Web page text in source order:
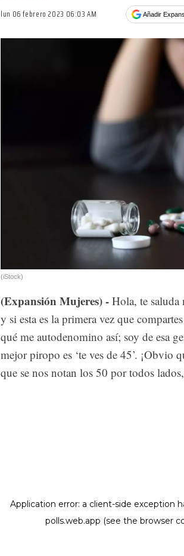
lun 06 febrero 2023 06:03 AM
Añadir
(iStock)
(Expansión Mujeres) - Hola, te saluda
y si esta es la primera vez que
qué me autodenomino así; soy de esa
mejor piropo es ‘te ves de 45’. ¡Obvio
que se nos notan los 50 por todos